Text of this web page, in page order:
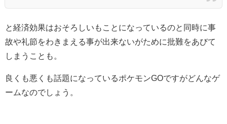
と経済効果はおそろしいもことになっているのと同時に事
故や礼節をわきまえる事が出来ないがために批難をあびて
しまうことも。
良くも悪くも話題になっているポケモンGOですがどんなゲ
ームなのでしょう。